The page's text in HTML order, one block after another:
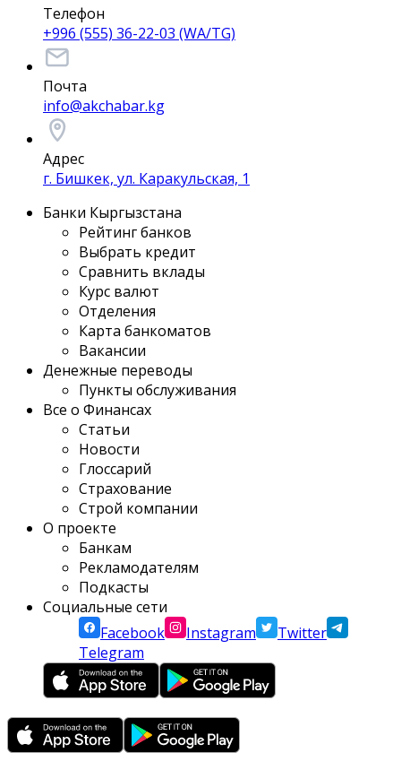
Телефон
+996 (555) 36-22-03 (WA/TG)
Почта
info@akchabar.kg
Адрес
г. Бишкек, ул. Каракульская, 1
Банки Кыргызстана
Рейтинг банков
Выбрать кредит
Сравнить вклады
Курс валют
Отделения
Карта банкоматов
Вакансии
Денежные переводы
Пункты обслуживания
Все о Финансах
Статьи
Новости
Глоссарий
Страхование
Строй компании
О проекте
Банкам
Рекламодателям
Подкасты
Социальные сети
Facebook
Instagram
Twitter
Telegram